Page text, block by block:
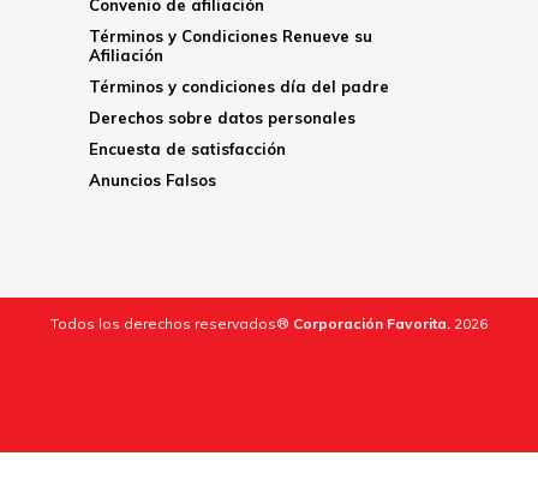
Convenio de afiliación
Términos y Condiciones Renueve su
Afiliación
Términos y condiciones día del padre
Derechos sobre datos personales
Encuesta de satisfacción
Anuncios Falsos
Todos los derechos reservados® Corporación Favorita. 2026